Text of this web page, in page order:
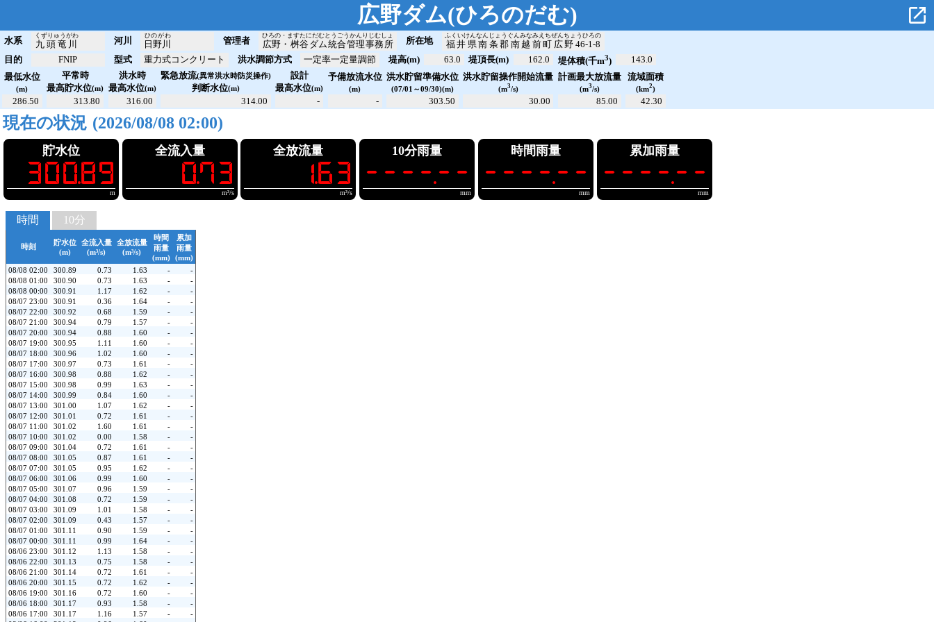
広野ダム(ひろのだむ) open_in_new
水系 九頭竜川
くずりゅうがわ
河川 日野川
ひのがわ
管理者 広野・桝谷ダム統合管理事務所
ひろの・ますたにだむとうごうかんりじむしょ
所在地 福井県南条郡南越前町広野46-1-8
ふくいけんなんじょうぐんみなみえちぜんちょうひろの
目的 FNIP 型式 重力式コンクリート 洪水調節方式 一定率一定量調節 堤高(m) 63.0 堤頂長(m) 162.0 堤体積(千m3)
143.0
最低水位
(m)
286.50
平常時
最高貯水位(m)
313.80
洪水時
最高水位(m)
316.00
緊急放流(異常洪水時防災操作)
判断水位(m)
314.00
設計
最高水位(m)
-
予備放流水位
(m)
-
洪水貯留準備水位
(07/01～09/30)(m)
303.50
洪水貯留操作開始流量
(m3/s)
30.00
計画最大放流量
(m3/s)
85.00
流域面積
(km2)
42.30
現在の状況 (ダム観測値取得中)
貯水位
!300.89
m
全流入量
!!!0.73
m³/s
全放流量
!!!1.63
m³/s
10分雨量
----.--
mm
時間雨量
----.--
mm
累加雨量
----.--
mm
時間
時刻
貯水位
(m)
全流入量
(m³/s)
全放流量
(m³/s)
時間
雨量
(mm)
累加
雨量
(mm)
08/08 02:00
300.89 0.73 1.63 -
-
08/08 01:00
300.90 0.73 1.63 -
-
08/08 00:00
300.91 1.17 1.62 -
-
08/07 23:00
300.91 0.36 1.64 -
-
08/07 22:00
300.92 0.68 1.59 -
-
08/07 21:00
300.94 0.79 1.57 -
-
08/07 20:00
300.94 0.88 1.60 -
-
08/07 19:00
300.95 1.11 1.60 -
-
08/07 18:00
300.96 1.02 1.60 -
-
08/07 17:00
300.97 0.73 1.61 -
-
08/07 16:00
300.98 0.88 1.62 -
-
08/07 15:00
300.98 0.99 1.63 -
-
08/07 14:00
300.99 0.84 1.60 -
-
08/07 13:00
301.00 1.07 1.62 -
-
08/07 12:00
301.01 0.72 1.61 -
-
08/07 11:00
301.02 1.60 1.61 -
-
08/07 10:00
301.02 0.00 1.58 -
-
08/07 09:00
301.04 0.72 1.61 -
-
08/07 08:00
301.05 0.87 1.61 -
-
08/07 07:00
301.05 0.95 1.62 -
-
08/07 06:00
301.06 0.99 1.60 -
-
08/07 05:00
301.07 0.96 1.59 -
-
08/07 04:00
301.08 0.72 1.59 -
-
08/07 03:00
301.09 1.01 1.58 -
-
08/07 02:00
301.09 0.43 1.57 -
-
08/07 01:00
301.11 0.90 1.59 -
-
08/07 00:00
301.11 0.99 1.64 -
-
08/06 23:00
301.12 1.13 1.58 -
-
08/06 22:00
301.13 0.75 1.58 -
-
08/06 21:00
301.14 0.72 1.61 -
-
08/06 20:00
301.15 0.72 1.62 -
-
08/06 19:00
301.16 0.72 1.60 -
-
08/06 18:00
301.17 0.93 1.58 -
-
08/06 17:00
301.17 1.16 1.57 -
-
10分